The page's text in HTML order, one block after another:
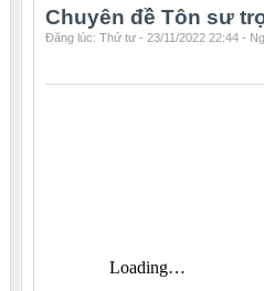
Chuyên đề Tôn sư
Đăng lúc: Thứ tư - 23/11/2022 22:44 -